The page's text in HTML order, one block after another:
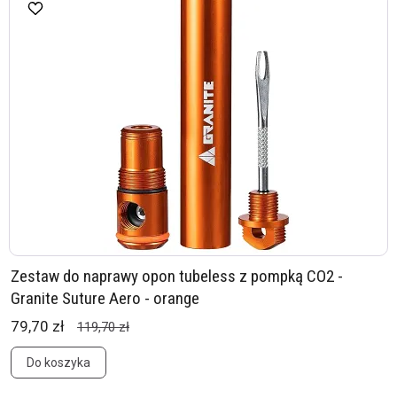
Zestaw do naprawy opon tubeless z pompką CO2 -
Granite Suture Aero - orange
79,70 zł 119,70 zł
Do koszyka